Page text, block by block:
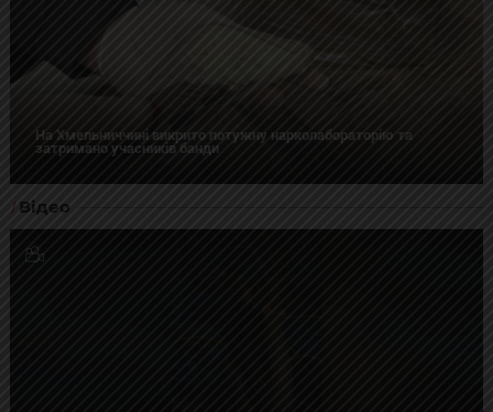
На Хмельниччині викрито потужну нарколабораторію та
затримано учасників банди
Відео